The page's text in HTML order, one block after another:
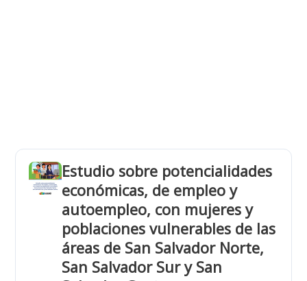
Estudio sobre potencialidades
económicas, de empleo y
autoempleo, con mujeres y
poblaciones vulnerables de las
áreas de San Salvador Norte,
San Salvador Sur y San